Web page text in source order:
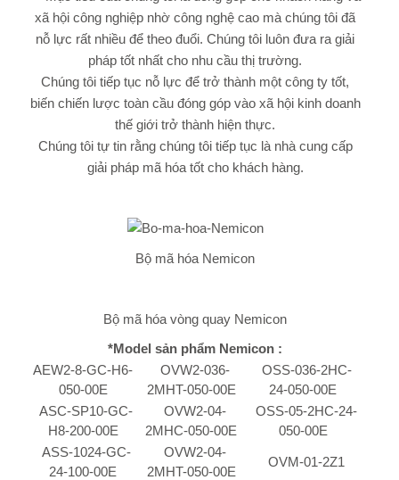
xã hội công nghiệp nhờ công nghệ cao mà chúng tôi đã
nỗ lực rất nhiều để theo đuổi. Chúng tôi luôn đưa ra giải
pháp tốt nhất cho nhu cầu thị trường.
Chúng tôi tiếp tục nỗ lực để trở thành một công ty tốt,
biến chiến lược toàn cầu đóng góp vào xã hội kinh doanh
thế giới trở thành hiện thực.
Chúng tôi tự tin rằng chúng tôi tiếp tục là nhà cung cấp
giải pháp mã hóa tốt cho khách hàng.
Bộ mã hóa Nemicon
Bộ mã hóa vòng quay Nemicon
*Model sản phẩm Nemicon :
AEW2-8-GC-H6-
050-00E
OVW2-036-
2MHT-050-00E
OSS-036-2HC-
24-050-00E
ASC-SP10-GC-
H8-200-00E
OVW2-04-
2MHC-050-00E
OSS-05-2HC-24-
050-00E
ASS-1024-GC-
24-100-00E
OVW2-04-
2MHT-050-00E
OVM-01-2Z1